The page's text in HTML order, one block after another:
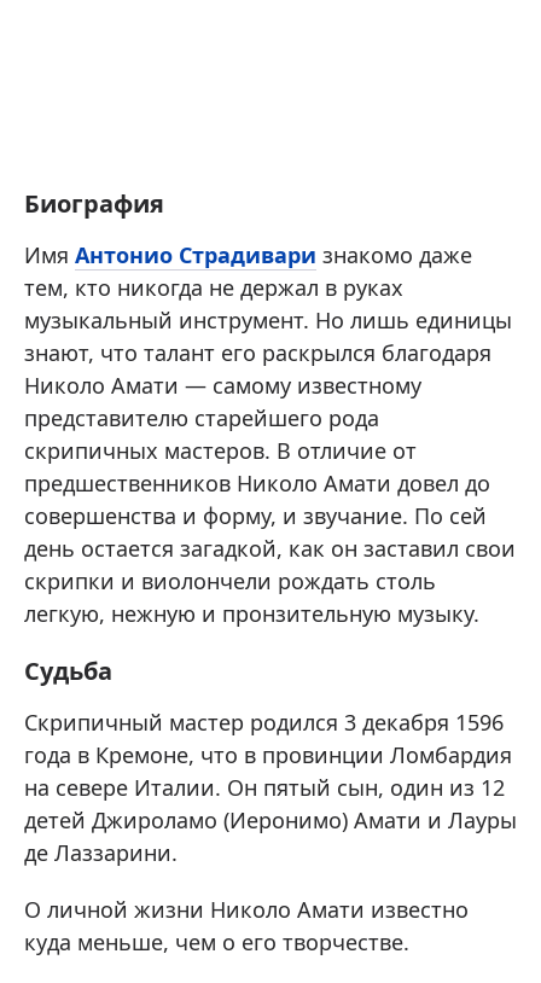
Биография
Имя Антонио Страдивари знакомо даже
тем, кто никогда не держал в руках
музыкальный инструмент. Но лишь единицы
знают, что талант его раскрылся благодаря
Николо Амати — самому известному
представителю старейшего рода
скрипичных мастеров. В отличие от
предшественников Николо Амати довел до
совершенства и форму, и звучание. По сей
день остается загадкой, как он заставил свои
скрипки и виолончели рождать столь
легкую, нежную и пронзительную музыку.
Судьба
Скрипичный мастер родился 3 декабря 1596
года в Кремоне, что в провинции Ломбардия
на севере Италии. Он пятый сын, один из 12
детей Джироламо (Иеронимо) Амати и Лауры
де Лаззарини.
О личной жизни Николо Амати известно
куда меньше, чем о его творчестве.